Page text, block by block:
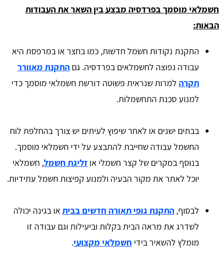
חשמלאי מוסמך בפרדסיה מבצע בין השאר את העבודות
הבאות:
התקנת נקודות חשמל חדשות, כמו בחצר או במרפסת היא
עבודה נפוצה לחשמלאים בפרדסיה. גם התקנת מאוורר
תקרה למרות שנראית פשוטה דורשת חשמלאי מוסמך כדי
למנוע סכנת התחשמלות.
בבתים ישנים או לאחר שיפוץ לעיתים יש צורך בהחלפת לוח
החשמל עבודה שחייבת להתבצע על ידי חשמלאי מוסמך.
בנוסף במקרים של קצר חשמלי או זליגת חשמל, חשמלאי
יוכל לאתר את מקור הבעיה ולמנוע קפיצות חשמל עתידיות.
לבסוף, התקנת גופי תאורה חדשים בביתאו בגינה יכולה
לשדרג את מראה הבית בקלות וביעילות וגם עבודה זו
מומלץ להשאיר בידי חשמלאי מקצועי.